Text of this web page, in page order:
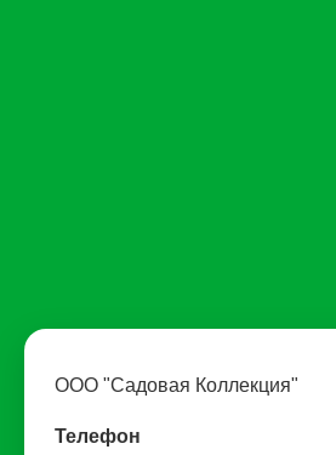
ООО "Садовая Коллекция"
Телефон